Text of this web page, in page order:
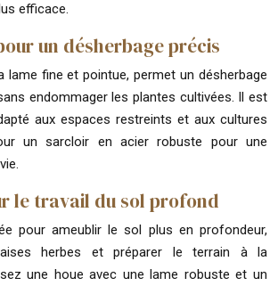
efficace.
un désherbage précis
lame fine et pointue, permet un désherbage
endommager les plantes cultivées. Il est
aux espaces restreints et aux cultures
un sarcloir en acier robuste pour une
le travail du sol profond
pour ameublir le sol plus en profondeur,
herbes et préparer le terrain à la
une houe avec une lame robuste et un